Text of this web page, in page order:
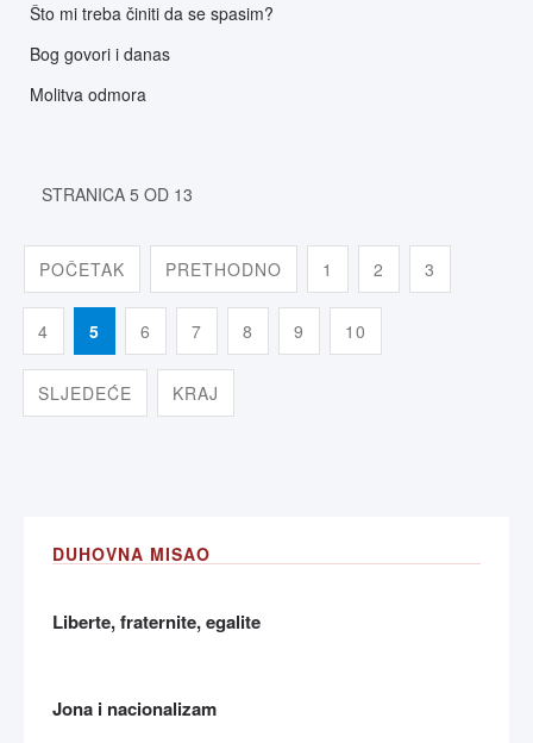
Što mi treba činiti da se spasim?
Bog govori i danas
Molitva odmora
STRANICA 5 OD 13
POČETAK PRETHODNO 1 2 3
4 5 6 7 8 9 10
SLJEDEĆE KRAJ
DUHOVNA MISAO
Liberte, fraternite, egalite
Jona i nacionalizam